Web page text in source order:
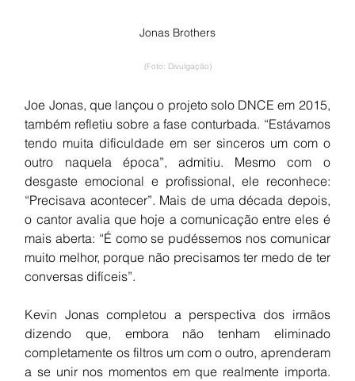
Jonas Brothers
(Foto: Divulgação)
Joe Jonas, que lançou o projeto solo DNCE em 2015,
também refletiu sobre a fase conturbada. “Estávamos
tendo muita dificuldade em ser sinceros um com o
outro naquela época”, admitiu. Mesmo com o
desgaste emocional e profissional, ele reconhece:
“Precisava acontecer”. Mais de uma década depois,
o cantor avalia que hoje a comunicação entre eles é
mais aberta: “É como se pudéssemos nos comunicar
muito melhor, porque não precisamos ter medo de ter
conversas difíceis”.
Kevin Jonas completou a perspectiva dos irmãos
dizendo que, embora não tenham eliminado
completamente os filtros um com o outro, aprenderam
a se unir nos momentos em que realmente importa.